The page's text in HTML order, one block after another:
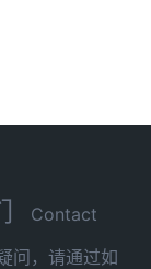
Contact
问，请通过如